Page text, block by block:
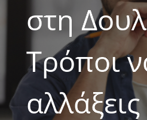
στη
Τρόποι
αλλάξεις